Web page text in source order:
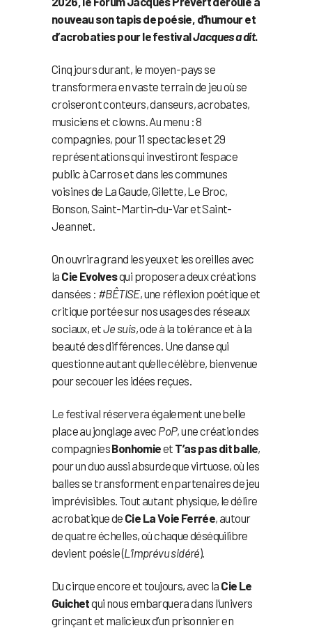
nouveau son tapis de poésie, d’humour et
d’acrobaties pour le festivalJacques a dit.
Cinq jours durant, le moyen-pays se
transformera en vaste terrain de jeu où se
croiseront conteurs, danseurs, acrobates,
musiciens et clowns. Au menu : 8
compagnies, pour 11 spectacles et 29
représentations qui investiront l’espace
public à Carros et dans les communes
voisines de La Gaude, Gilette, Le Broc,
Bonson, Saint-Martin-du-Var et Saint-
Jeannet.
On ouvrira grand les yeux et les oreilles avec
la Cie Evolvesqui proposera deux créations
dansées : #BÊTISE, une réflexion poétique et
critique portée sur nos usages des réseaux
sociaux, etJe suis, ode à la tolérance et à la
beauté des différences. Une danse qui
questionne autant qu’elle célèbre, bienvenue
pour secouer les idées reçues.
Le festival réservera également une belle
place au jonglage avec PoP, une création des
compagniesBonhomieet T’as pas dit balle,
pour un duo aussi absurde que virtuose, où les
balles se transforment en partenaires de jeu
imprévisibles. Tout autant physique, le délire
acrobatique de Cie La Voie Ferrée, autour
de quatre échelles, où chaque déséquilibre
devient poésie (L’imprévu sidéré).
Du cirque encore et toujours, avec la Cie Le
Guichetqui nous embarquera dans l’univers
grinçant et malicieux d’un prisonnier en